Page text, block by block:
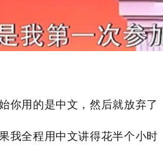
你用的是中文，然后就放弃
我全程用中文讲得花半个小